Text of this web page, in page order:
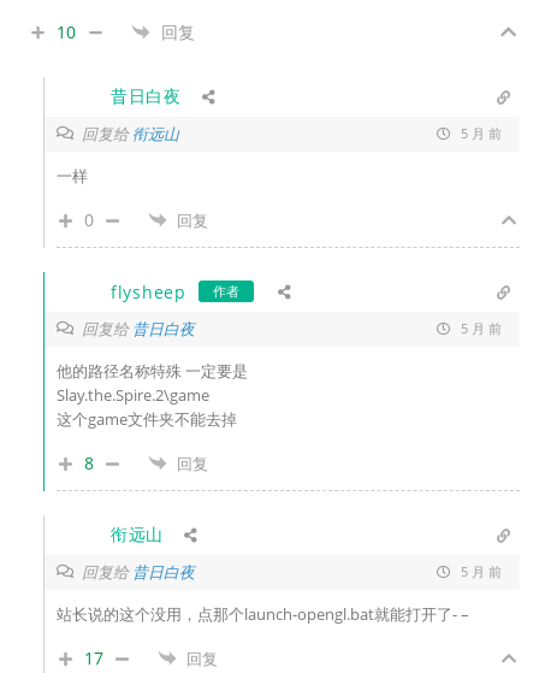
10 回复
昔日白夜
回复给衔远山 5 月 前
一样
0 回复
flysheep 作者
回复给 昔日白夜 5 月 前
他的路径名称特殊 一定要是
Slay.the.Spire.2\game
这个game文件夹不能去掉
8 回复
衔远山
回复给 昔日白夜 5 月 前
站长说的这个没用，点那个launch-opengl.bat就能打开了- –
17 回复